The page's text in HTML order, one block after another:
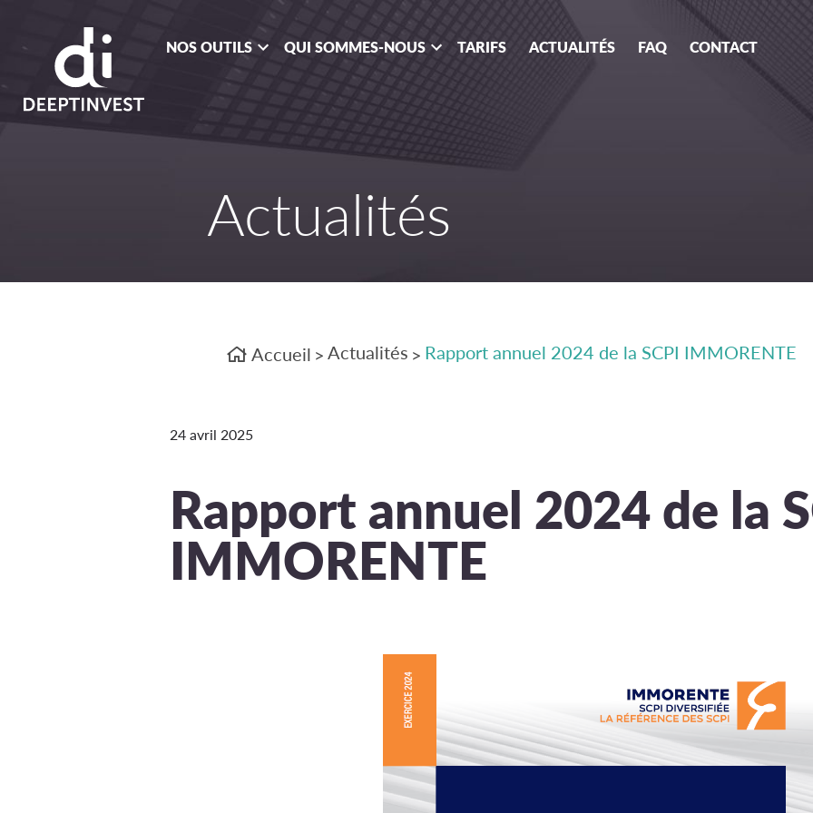
NOS OUTILS QUI SOMMES-NOUS TARIFS ACTUALITÉS FAQ CONTACT
Actualités
Accueil > Actualités > Rapport annuel 2024 de la SCPI IMMORENTE
24 avril 2025
Rapport annuel 2024 de la
IMMORENTE